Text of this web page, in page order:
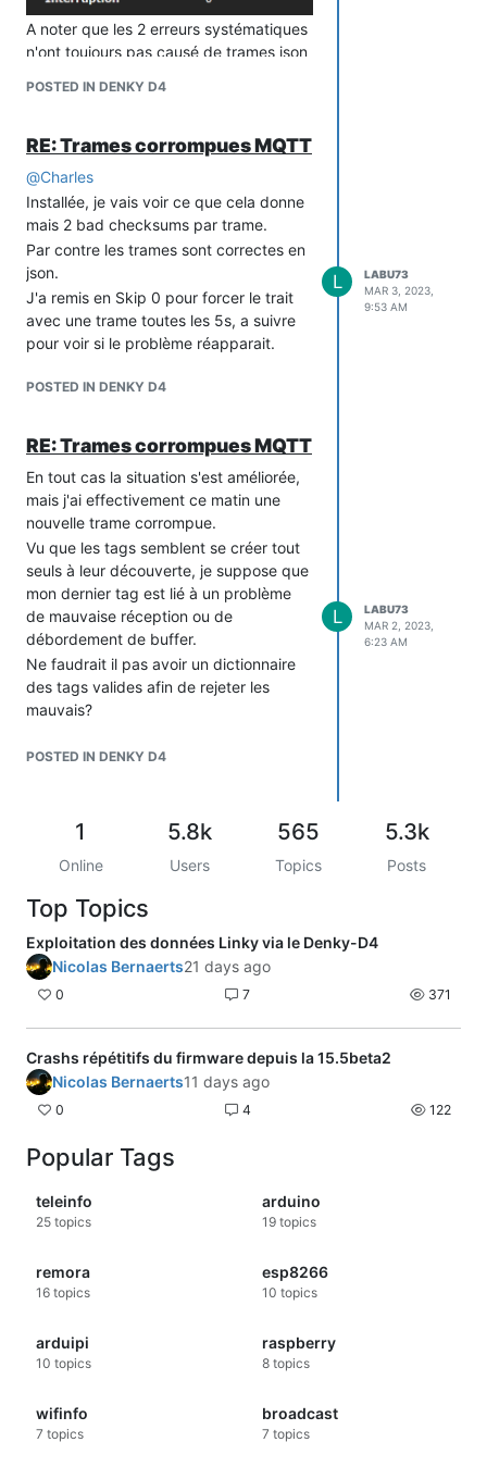
A noter que les 2 erreurs systématiques
n'ont toujours pas causé de trames json
checksum, cela semble bon.
POSTED IN DENKY D4
RE: Trames corrompues MQTT
@Charles
Installée, je vais voir ce que cela donne
mais 2 bad checksums par trame.
Par contre les trames sont correctes en
json.
J'a remis en Skip 0 pour forcer le trait
avec une trame toutes les 5s, a suivre
pour voir si le problème réapparait.
POSTED IN DENKY D4
L
LABU73
MAR 3, 2023,
9:53 AM
RE: Trames corrompues MQTT
En tout cas la situation s'est améliorée,
mais j'ai effectivement ce matin une
nouvelle trame corrompue.
Vu que les tags semblent se créer tout
seuls à leur découverte, je suppose que
mon dernier tag est lié à un problème
de mauvaise réception ou de
débordement de buffer.
Ne faudrait il pas avoir un dictionnaire
des tags valides afin de rejeter les
mauvais?
tags reçus sont dans la table ASCII?
Bonne Journée à tous
POSTED IN DENKY D4
L
LABU73
MAR 2, 2023,
6:23 AM
1
Online
5.8k
Users
565
Topics
5.3k
Posts
Top Topics
Exploitation des données Linky via le Denky-D4
Nicolas Bernaerts21 days ago
0 7 371
Crashs répétitifs du firmware depuis la 15.5beta2
Nicolas Bernaerts11 days ago
0 4 122
Popular Tags
teleinfo
25 topics
arduino
19 topics
remora
16 topics
esp8266
10 topics
arduipi
10 topics
raspberry
8 topics
wifinfo
7 topics
broadcast
7 topics